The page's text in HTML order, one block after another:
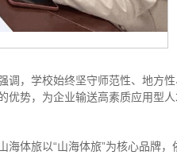
调，学校始终坚守师范性、地方
优势，为企业输送高素质应用型
体旅以“山海体旅”为核心品牌，